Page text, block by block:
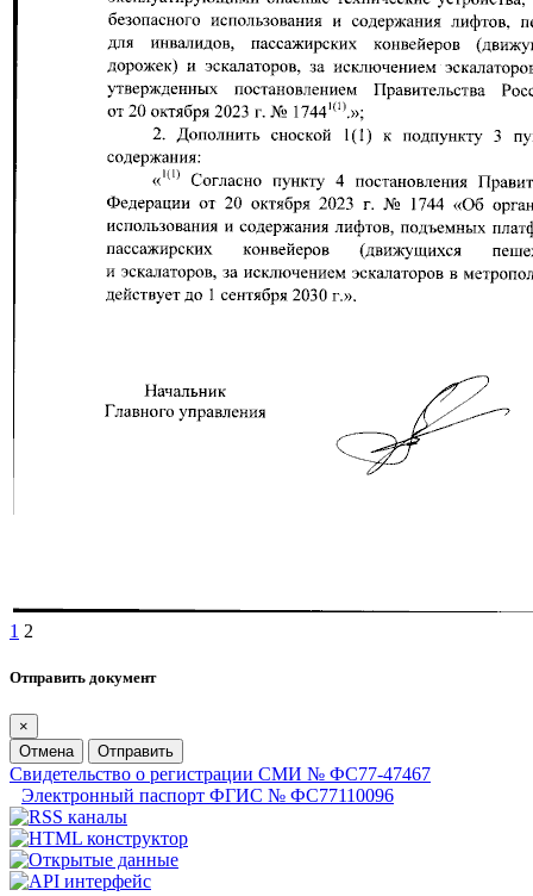
1 2
Отправить документ
×
Отмена
Отправить
Свидетельство о регистрации СМИ № ФС77-47467
Электронный паспорт ФГИС № ФС77110096